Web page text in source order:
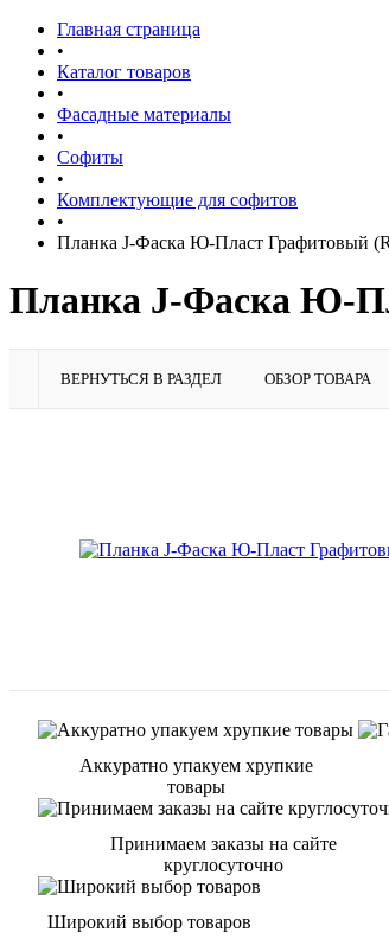
Главная страница
•
Каталог товаров
•
Фасадные материалы
•
Софиты
•
Комплектующие для софитов
•
Планка J-Фаска Ю-Пласт Графитовый
Планка J-Фаска Ю-
ВЕРНУТЬСЯ В РАЗДЕЛ ОБЗОР ТОВАРА
Аккуратно упакуем хрупкие
товары
Принимаем заказы на сайте
круглосуточно
Широкий выбор товаров